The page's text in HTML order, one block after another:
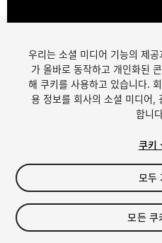
1/
$8
세금/부가세는 결제 시 반영됩니다.
우리는 소셜 미디어 기능의 제
가 올바로 동작하고 개인화된
해 쿠키를 사용하고 있습니다.
용 정보를 회사의 소셜 미디어,
합니
쿠키
모두
모든 쿠